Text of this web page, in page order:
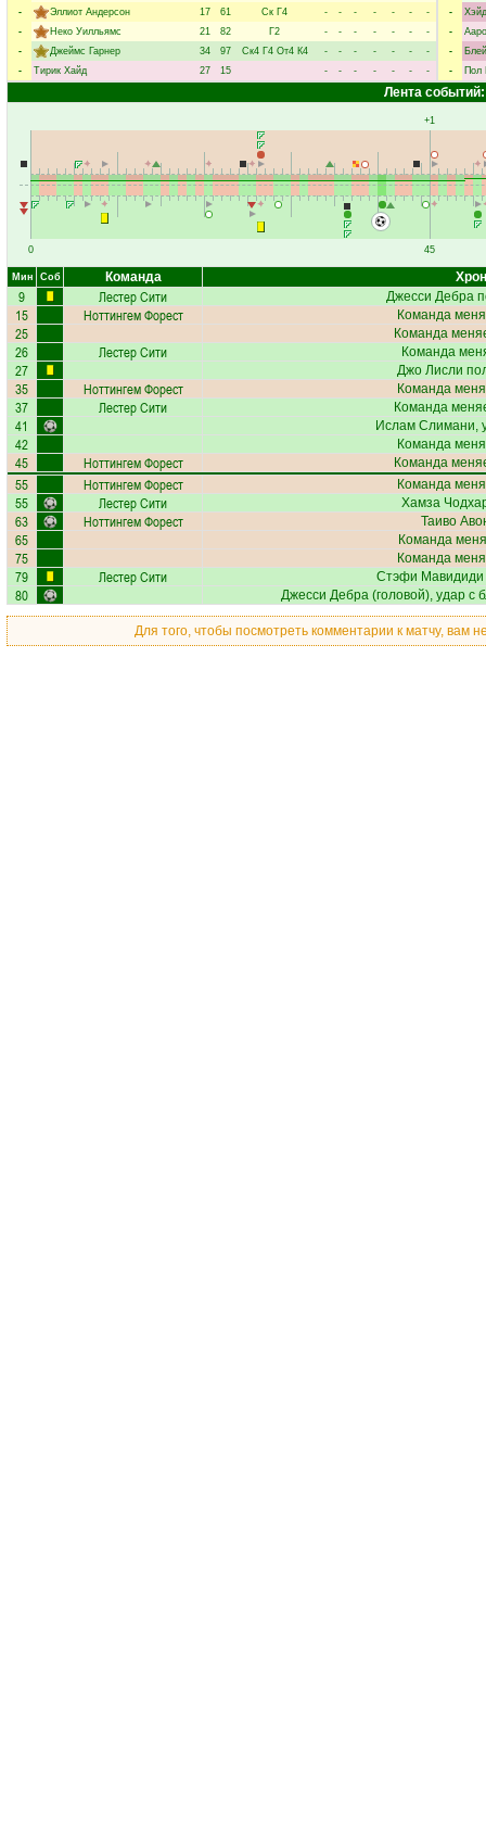
-
Эллиот Андерсон 17 61 Ск Г4 - - - - - -
-
-
Неко Уилльямс 21 82 Г2 - - - - - -
-
-
Джеймс Гарнер 34 97 Ск4 Г4 От4 К4 - - - - - -
-
-
Тирик Хайд 27 15 - - - - - - -
-
-
-
-
Пол
Лента событий:
0
+1
45
Мин Соб Команда
9 Лестер Сити Джесси Дебра
15 Ноттингем Форест Команда
25 Команда
26 Лестер Сити Команда
27 Джо Лисли
35 Ноттингем Форест Команда
37 Лестер Сити Команда
41 Ислам Слимани,
42 Команда
45 Ноттингем Форест Команда
55 Ноттингем Форест Команда
55 Лестер Сити Хамза
63 Ноттингем Форест Таиво
65 Команда
75 Команда
79 Лестер Сити Стэфи Мавидиди
80 Джесси Дебра(головой), удар с
Для того, чтобы посмотреть комментарии к матчу, вам